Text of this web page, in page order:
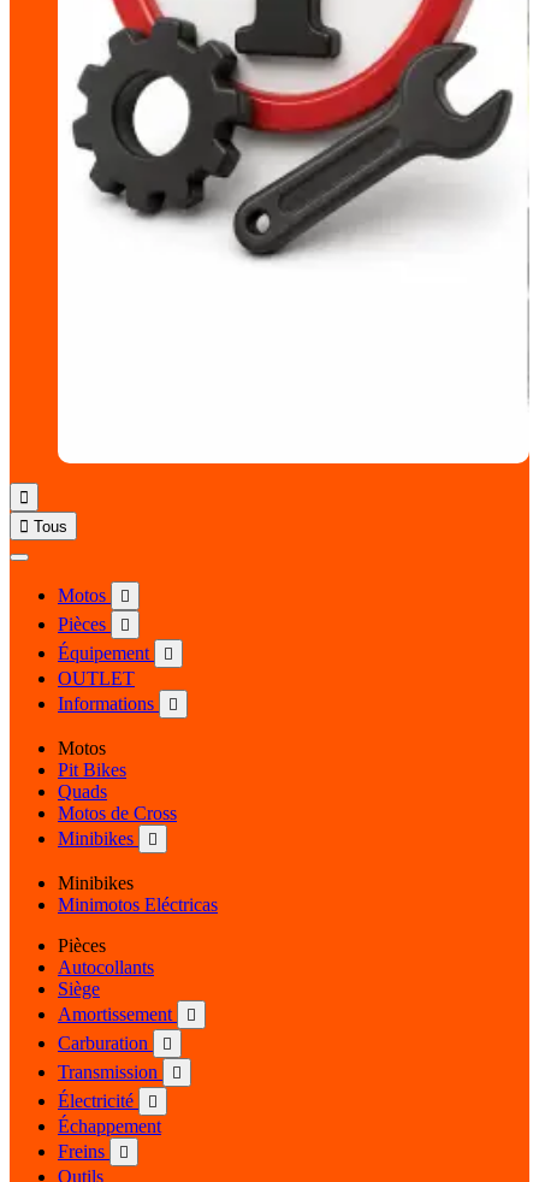

 Tous
Motos 
Pièces 
Équipement 
OUTLET
Informations

Motos
Pit Bikes
Quads
Motos de Cross
Minibikes

Minibikes
Minimotos Eléctricas
Pièces
Autocollants
Siège
Amortissement

Carburation 
Transmission 
Électricité 
Échappement
Freins

Outils